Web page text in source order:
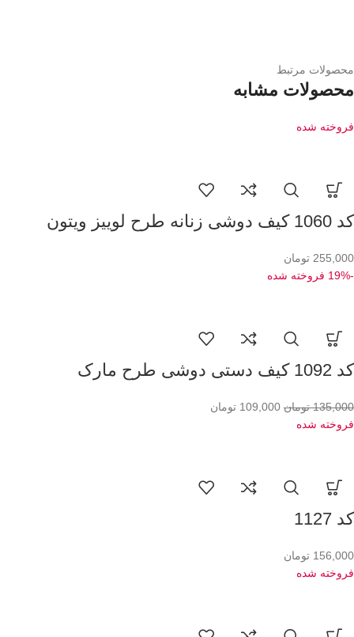
محصولات مرتبط
محصولات مشابه
فروخته شده
کد 1060 کیف دوشی زنانه طرح لوییز ویتون
255,000 تومان
-19%
فروخته شده
کد 1092 کیف دستی دوشی طرح مارک
135,000 تومان 109,000 تومان
فروخته شده
کد 1127
156,000 تومان
فروخته شده